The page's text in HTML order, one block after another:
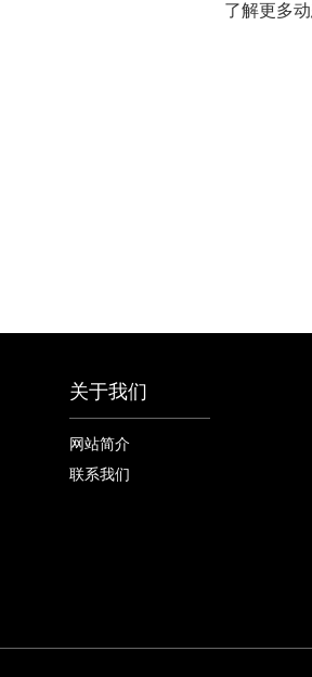
了解更多
关于我们
网站简介
联系我们